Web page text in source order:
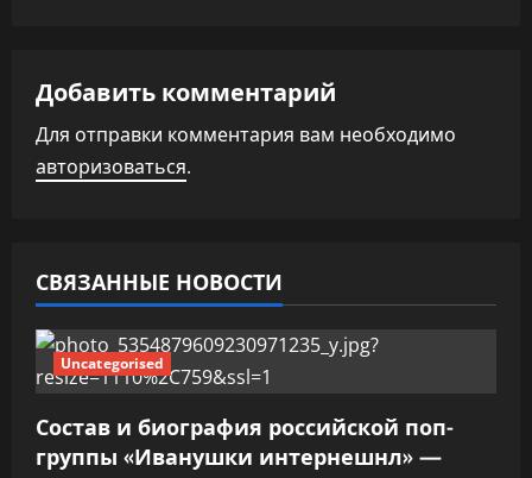
и
я
п
з
а
п
и
Добавить комментарий
Для отправки комментария вам необходимо
авторизоваться.
СВЯЗАННЫЕ НОВОСТИ
Uncategorised
Состав и биография российской поп-
группы «Иванушки интернешнл» —